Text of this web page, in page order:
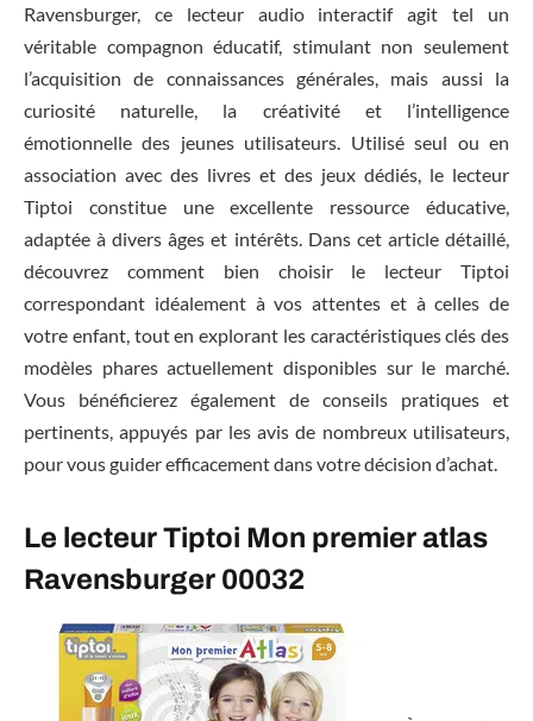
Ravensburger, ce lecteur audio interactif agit tel un
véritable compagnon éducatif, stimulant non seulement
l’acquisition de connaissances générales, mais aussi la
curiosité naturelle, la créativité et l’intelligence
émotionnelle des jeunes utilisateurs. Utilisé seul ou en
association avec des livres et des jeux dédiés, le lecteur
Tiptoi constitue une excellente ressource éducative,
adaptée à divers âges et intérêts. Dans cet article détaillé,
découvrez comment bien choisir le lecteur Tiptoi
correspondant idéalement à vos attentes et à celles de
votre enfant, tout en explorant les caractéristiques clés des
modèles phares actuellement disponibles sur le marché.
Vous bénéficierez également de conseils pratiques et
pertinents, appuyés par les avis de nombreux utilisateurs,
pour vous guider efficacement dans votre décision d’achat.
Le lecteur Tiptoi Mon premier atlas
Ravensburger 00032